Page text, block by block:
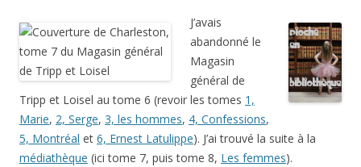
J’avais
abandonné le
Magasin
général de
Tripp et Loisel au tome 6 (revoir les tomes 1,
Marie, 2, Serge, 3, les hommes, 4, Confessions,
5, Montréal et 6, Ernest Latulippe). J’ai trouvé la suite à la
médiathèque (ici tome 7, puis tome 8, Les femmes).